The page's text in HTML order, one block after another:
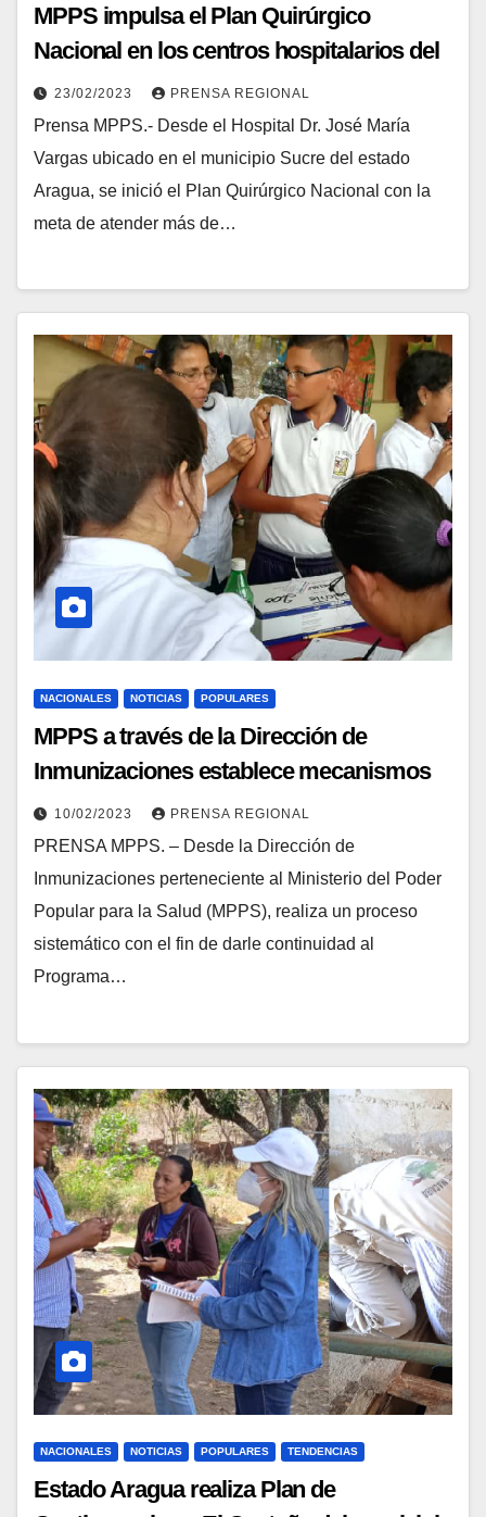
MPPS impulsa el Plan Quirúrgico
Nacional en los centros hospitalarios del
estado Aragua
23/02/2023 PRENSA REGIONAL
Prensa MPPS.- Desde el Hospital Dr. José María
Vargas ubicado en el municipio Sucre del estado
Aragua, se inició el Plan Quirúrgico Nacional con la
meta de atender más de…
NACIONALES NOTICIAS POPULARES
MPPS a través de la Dirección de
Inmunizaciones establece mecanismos
de trabajo en los planteles educativos del
país
10/02/2023 PRENSA REGIONAL
PRENSA MPPS. – Desde la Dirección de
Inmunizaciones perteneciente al Ministerio del Poder
Popular para la Salud (MPPS), realiza un proceso
sistemático con el fin de darle continuidad al
Programa…
NACIONALES NOTICIAS POPULARES TENDENCIAS
Estado Aragua realiza Plan de